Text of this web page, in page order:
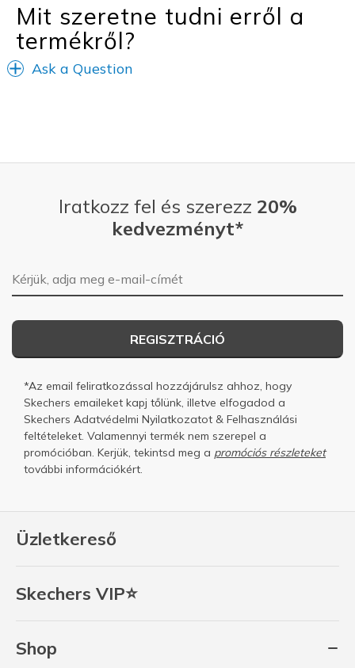
Sizing
Feels true to size
View On Shoes
I'm Really Into Shoes
Mit szeretne tudni erről a
termékről?
Ask a Question
Üzletkereső
Skechers VIP⭐
Shop
Iratkozz fel és szerezz 20%
kedvezményt*
E-mail-cím
REGISZTRÁCIÓ
*Az email feliratkozással hozzájárulsz ahhoz, hogy
Skechers emaileket kapj tőlünk, illetve elfogadod a
Skechers Adatvédelmi Nyilatkozatot & Felhasználási
feltételeket. Valamennyi termék nem szerepel a
promócióban. Kerjük, tekintsd meg a promóciós részleteket
további információkért.